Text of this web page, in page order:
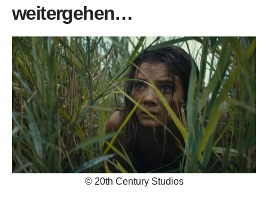
weitergehen…
© 20th Century Studios